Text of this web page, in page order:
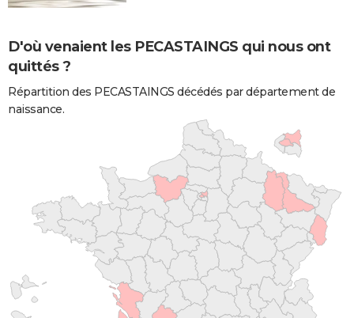
D'où venaient les PECASTAINGS qui nous ont
quittés ?
Répartition des PECASTAINGS décédés par département de
naissance.